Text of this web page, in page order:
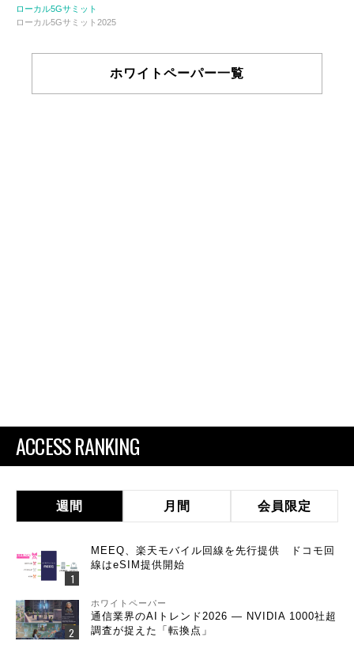
ローカル5Gサミット
ローカル5Gサミット2025
ホワイトペーパー一覧
ACCESS RANKING
週間 月間 会員限定
MEEQ、楽天モバイル回線を先行提供 ドコモ回
線はeSIM提供開始
ホワイトペーパー
通信業界のAIトレンド2026 ― NVIDIA 1000社超
調査が捉えた「転換点」